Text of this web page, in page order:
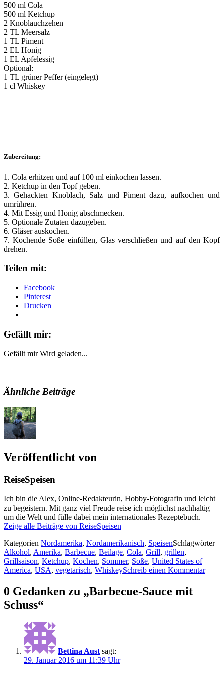
500 ml Cola
500 ml Ketchup
2 Knoblauchzehen
2 TL Meersalz
1 TL Piment
2 EL Honig
1 EL Apfelessig
Optional:
1 TL grüner Peffer (eingelegt)
1 cl Whiskey
Zubereitung:
1. Cola erhitzen und auf 100 ml einkochen lassen.
2. Ketchup in den Topf geben.
3. Gehackten Knoblach, Salz und Piment dazu, aufkochen und
umrühren.
4. Mit Essig und Honig abschmecken.
5. Optionale Zutaten dazugeben.
6. Gläser auskochen.
7. Kochende Soße einfüllen, Glas verschließen und auf den Kopf
drehen.
Teilen mit:
Facebook
Pinterest
Drucken
Gefällt mir:
Gefällt mir Wird geladen...
Ähnliche Beiträge
Veröffentlicht von
ReiseSpeisen
Ich bin die Alex, Online-Redakteurin, Hobby-Fotografin und leicht
zu begeistern. Mit ganz viel Freude reise ich möglichst nachhaltig
um die Welt und fülle dabei mein internationales Rezeptebuch.
Zeige alle Beiträge von ReiseSpeisen
Kategorien Nordamerika, Nordamerikanisch, SpeisenSchlagwörter
Alkohol, Amerika, Barbecue, Beilage, Cola, Grill, grillen,
Grillsaison, Ketchup, Kochen, Sommer, Soße, United States of
America, USA, vegetarisch, WhiskeySchreib einen Kommentar
0 Gedanken zu „Barbecue-Sauce mit
Schuss“
Bettina Aust sagt:
29. Januar 2016 um 11:39 Uhr